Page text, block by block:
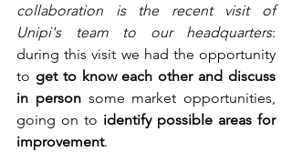
collaboration is the recent visit of
Unipi's team to our headquarters:
during this visit we had the opportunity
to get to know each other and discuss
in person some market opportunities,
going on to identify possible areas for
improvement.